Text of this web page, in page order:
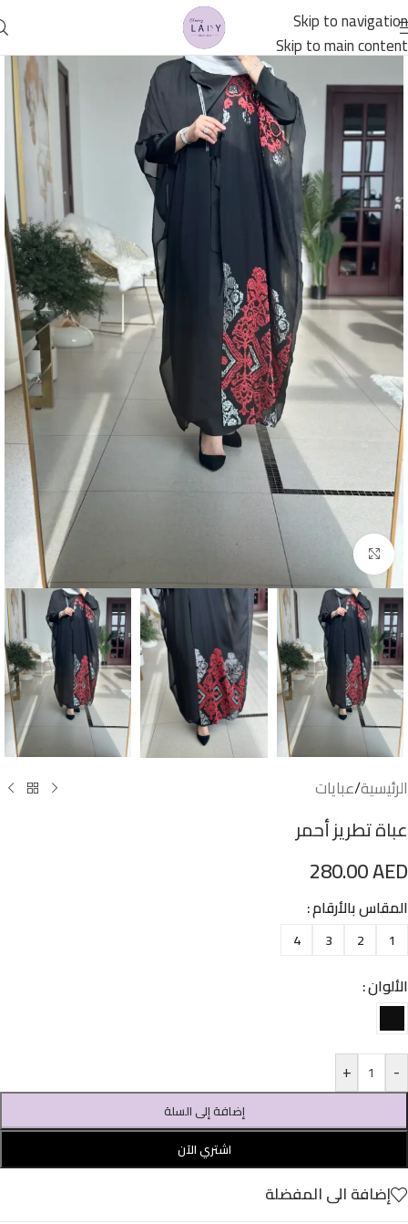
Skip to navigation
Skip to main content
اضغط للتكبير
الرئيسية/عبايات
عباة تطريز أحمر
280.00AED
المقاس بالأرقام
1
2
3
4
الألوان
-
+
إضافة إلى السلة
اشتري الآن
إضافة الى المفضلة